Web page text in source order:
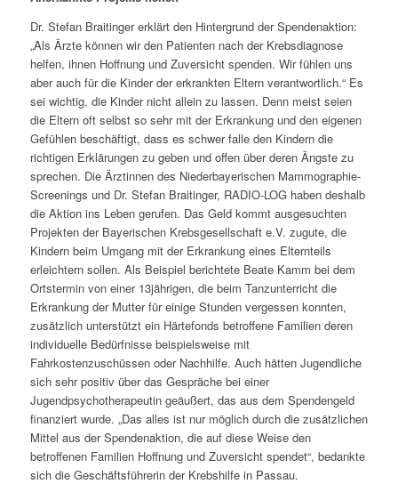
Dr. Stefan Braitinger erklärt den Hintergrund der Spendenaktion:
„Als Ärzte können wir den Patienten nach der Krebsdiagnose
helfen, ihnen Hoffnung und Zuversicht spenden. Wir fühlen uns
aber auch für die Kinder der erkrankten Eltern verantwortlich.“ Es
sei wichtig, die Kinder nicht allein zu lassen. Denn meist seien
die Eltern oft selbst so sehr mit der Erkrankung und den eigenen
Gefühlen beschäftigt, dass es schwer falle den Kindern die
richtigen Erklärungen zu geben und offen über deren Ängste zu
sprechen. Die Ärztinnen des Niederbayerischen Mammographie-
Screenings und Dr. Stefan Braitinger, RADIO-LOG haben deshalb
die Aktion ins Leben gerufen. Das Geld kommt ausgesuchten
Projekten der Bayerischen Krebsgesellschaft e.V. zugute, die
Kindern beim Umgang mit der Erkrankung eines Elternteils
erleichtern sollen. Als Beispiel berichtete Beate Kamm bei dem
Ortstermin von einer 13jährigen, die beim Tanzunterricht die
Erkrankung der Mutter für einige Stunden vergessen konnten,
zusätzlich unterstützt ein Härtefonds betroffene Familien deren
individuelle Bedürfnisse beispielsweise mit
Fahrkostenzuschüssen oder Nachhilfe. Auch hätten Jugendliche
sich sehr positiv über das Gespräche bei einer
Jugendpsychotherapeutin geäußert, das aus dem Spendengeld
finanziert wurde. „Das alles ist nur möglich durch die zusätzlichen
Mittel aus der Spendenaktion, die auf diese Weise den
betroffenen Familien Hoffnung und Zuversicht spendet“, bedankte
sich die Geschäftsführerin der Krebshilfe in Passau.